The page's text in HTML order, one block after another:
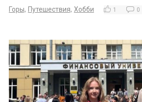
Горы, Путешествия, Хобби 1 0